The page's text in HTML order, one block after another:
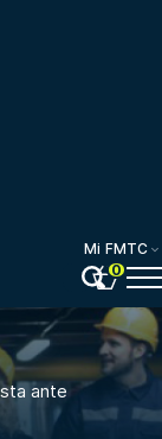
Mi FMTC
0
ante